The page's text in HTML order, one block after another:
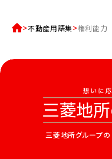
不動産用語集 権利能力
三菱地所グループの